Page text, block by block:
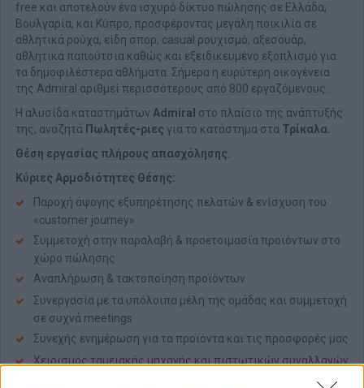
free και αποτελούν ένα ισχυρό δίκτυο πώλησης σε Ελλάδα,
Βουλγαρία, και Κύπρο, προσφέροντας μεγάλη ποικιλία σε
αθλητικά ρούχα, είδη σπορ, casual ρουχισμό, αξεσουάρ,
αθλητικά παπούτσια καθώς και εξειδικευμένο εξοπλισμό για
τα δημοφιλέστερα αθλήματα. Σήμερα η ευρύτερη οικογένεια
της Admiral αριθμεί περισσότερους από 800 εργαζόμενους.
H αλυσίδα καταστημάτων Αdmiral στο πλαίσιο της ανάπτυξής
της, αναζητά Πωλητές-ριες για το κατάστημα στα Τρίκαλα.
Θέση εργασίας πλήρους απασχόλησης.
Κύριες Αρμοδιότητες Θέσης:
Παροχή άψογης εξυπηρέτησης πελατών & ενίσχυση του
«customer journey»
Συμμετοχή στην παραλαβή & προετοιμασία προϊόντων στο
χώρο πώλησης
Αναπλήρωση & τακτοποίηση προϊόντων
Συνεργασία με τα υπόλοιπα μέλη της ομάδας και συμμετοχή
σε συχνά meetings
Συνεχής ενημέρωση για τα προϊόντα και τις προσφορές μας
Χειρισμός ταμειακής μηχανής και πιστωτικών συναλλαγών